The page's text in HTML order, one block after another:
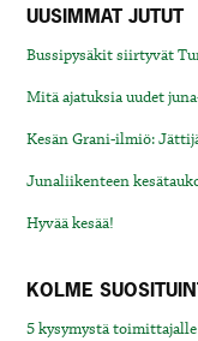
UUSIMMAT JUTUT
Bussipysäkit siirtyvät
Mitä ajatuksia uudet
Kesän Grani-ilmiö:
Junaliikenteen
Hyvää kesää!
KOLME
5 kysymystä